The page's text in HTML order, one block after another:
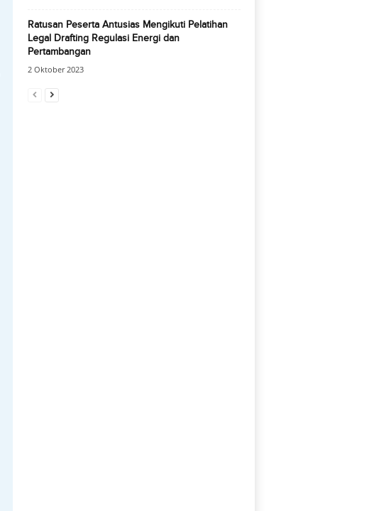
Ratusan Peserta Antusias Mengikuti Pelatihan
Legal Drafting Regulasi Energi dan
Pertambangan
2 Oktober 2023